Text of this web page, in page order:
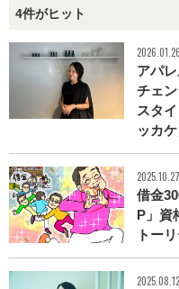
4件がヒット
2026.01.26
アパ
チェ
スタ
ッカケ
2025.10.27
借金
P」資
トー
2025.08.12